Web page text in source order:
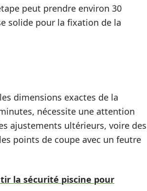
peut prendre environ 30
solide pour la fixation de la
dimensions exactes de la
nécessite une attention
ajustements ultérieurs, voire des
points de coupe avec un feutre
la sécurité piscine pour